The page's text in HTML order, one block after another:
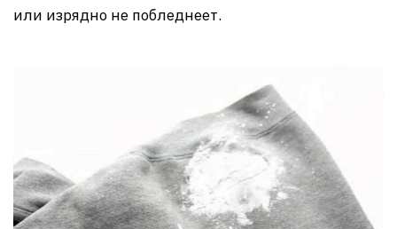
или изрядно не побледнеет.